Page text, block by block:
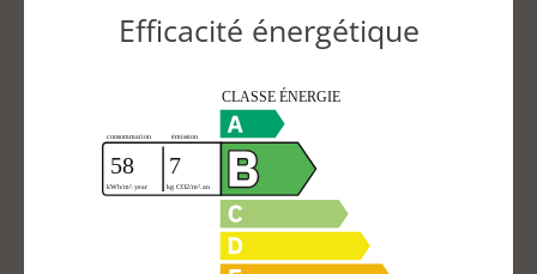
Efficacité énergétique